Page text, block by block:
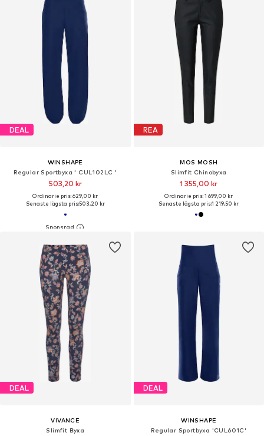
DEAL
WINSHAPE
Regular Sportbyxa ' CUL102LC '
503,20 kr
Ordinarie pris: 629,00 kr
Senaste lägsta pris:503,20 kr
REA
MOS MOSH
Slimfit Chinobyxa
1 355,00 kr
Ordinarie pris: 1 699,00 kr
Senaste lägsta pris:1 219,50 kr
DEAL
VIVANCE
Slimfit Byxa
DEAL
WINSHAPE
Regular Sportbyxa 'CUL601C'